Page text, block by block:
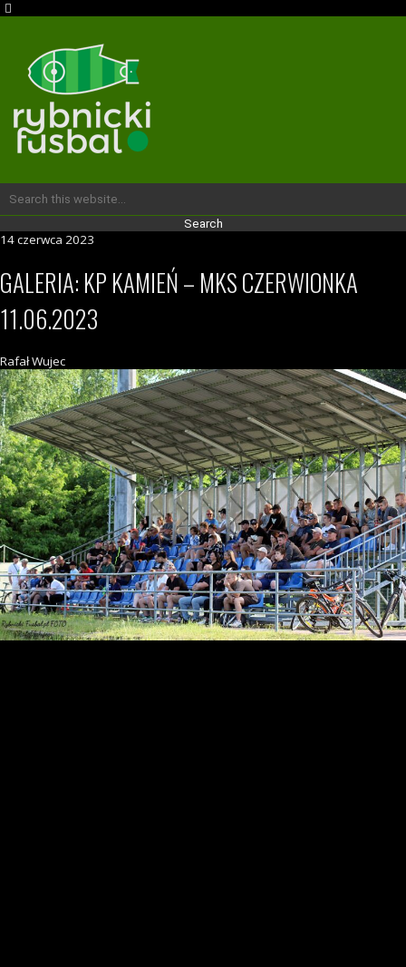
14 czerwca 2023
GALERIA: KP KAMIEŃ – MKS CZERWIONKA
11.06.2023
Rafał Wujec